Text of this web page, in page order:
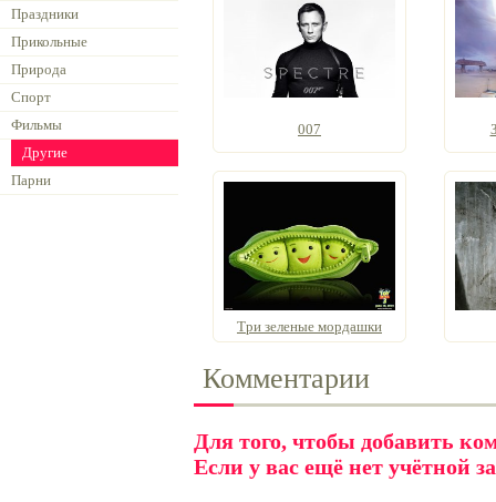
Праздники
Прикольные
Природа
Спорт
Фильмы
Другие
Парни
007
Три зеленые мордашки
Комментарии
Для того, чтобы добавить
Если у вас ещё нет учётной